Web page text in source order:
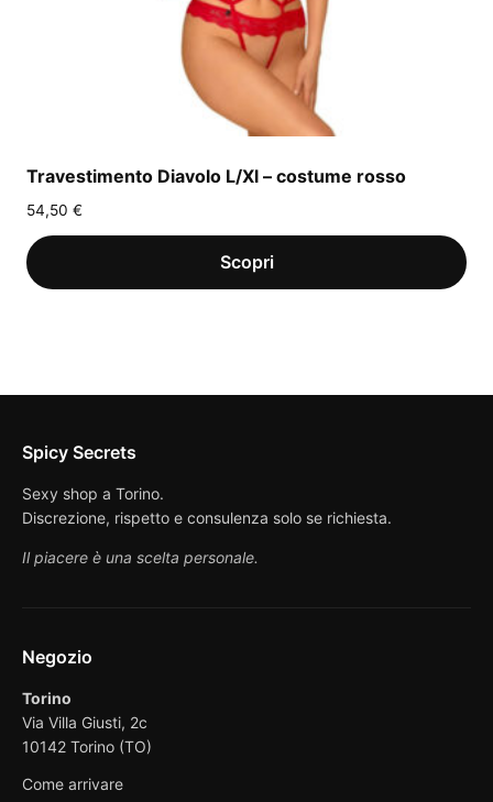
Travestimento Diavolo L/Xl – costume rosso
54,50 €
Spicy Secrets
Sexy shop a Torino.
Discrezione, rispetto e consulenza solo se richiesta.
Il piacere è una scelta personale.
Negozio
Torino
Via Villa Giusti, 2c
10142 Torino (TO)
Come arrivare